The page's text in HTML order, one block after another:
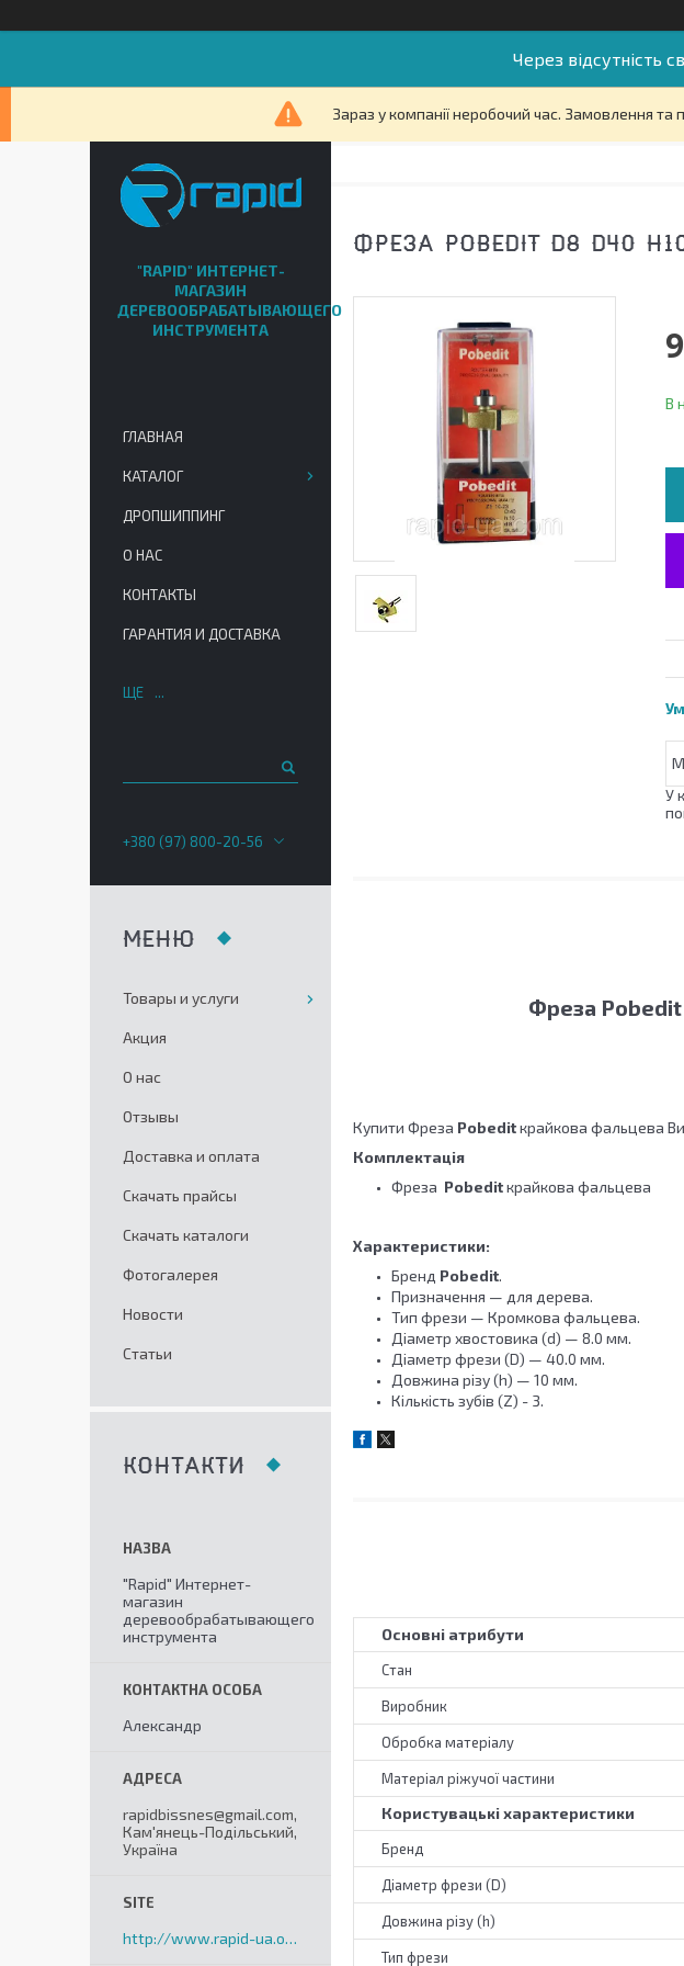
Через відсутність
Зараз у компанії неробочий час. Замовлення
ФРЕЗА POBEDIT D8 D40
В
У
Фреза Pobedit
Купити Фреза Pobeditкрайкова фальцева
Комплектація
Фреза Pobeditкрайкова фальцева
Характеристики:
Бренд Pobedit.
Призначення — для дерева.
Тип фрези — Кромкова фальцева.
Діаметр хвостовика (d) — 8.0 мм.
Діаметр фрези (D) — 40.0 мм.
Довжина різу (h) — 10 мм.
Кількість зубів (Z) - 3.
Основні атрибути
Стан
Виробник
Обробка матеріалу
Матеріал ріжучої частини
Користувацькі характеристики
Бренд
Діаметр фрези (D)
Довжина різу (h)
Тип фрези
"RAPID" ИНТЕРНЕТ-
МАГАЗИН
ДЕРЕВООБРАБАТЫВАЮЩЕГО
ИНСТРУМЕНТА
ГЛАВНАЯ
КАТАЛОГ
ДРОПШИППИНГ
О НАС
КОНТАКТЫ
ГАРАНТИЯ И ДОСТАВКА
ЩЕ
+380 (97) 800-20-56
Товары и услуги
Акция
О нас
Отзывы
Доставка и оплата
Скачать прайсы
Скачать каталоги
Фотогалерея
Новости
Статьи
КОНТАКТИ
"Rapid" Интернет-
магазин
деревообрабатывающего
инструмента
Александр
rapidbissnes@gmail.com,
Кам'янець-Подільський,
Україна
http://www.rapid-ua.org